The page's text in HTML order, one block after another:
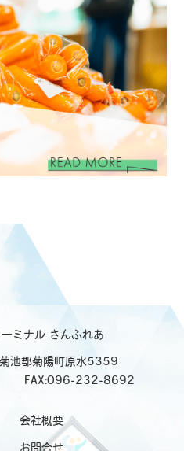
ミナルさんふれあ
池郡菊陽町原水5359
FAX:096-232-8692
会社概要